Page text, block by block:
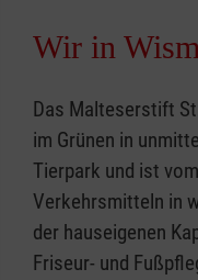
Wir in
Das Malteserstift
im Grünen in
Tierpark und ist
Verkehrsmitteln in
der hauseigenen
Friseur- und